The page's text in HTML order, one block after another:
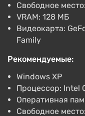
204 ₽
PC
Gamivo 1.418 отзывов
Global (Global) [GOG]
743 ₽
PC
Gamivo 1.418 отзывов
Свободное
VRAM: 128 МБ
Видеокарта:
Family
Рекомендуемые:
Windows XP
Процессор: Intel
Оперативная
Свободное